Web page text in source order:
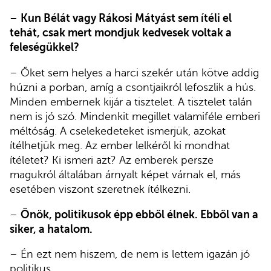
– Kun Bélát vagy Rákosi Mátyást sem ítéli el
tehát, csak mert mondjuk kedvesek voltak a
feleségükkel?
– Őket sem helyes a harci szekér után kötve addig
húzni a porban, amíg a csontjaikról lefoszlik a hús.
Minden embernek kijár a tisztelet. A tisztelet talán
nem is jó szó. Mindenkit megillet valamiféle emberi
méltóság. A cselekedeteket ismerjük, azokat
ítélhetjük meg. Az ember lelkéről ki mondhat
ítéletet? Ki ismeri azt? Az emberek persze
magukról általában árnyalt képet várnak el, más
esetében viszont szeretnek ítélkezni.
– Önök, politikusok épp ebből élnek. Ebből van a
siker, a hatalom.
– Én ezt nem hiszem, de nem is lettem igazán jó